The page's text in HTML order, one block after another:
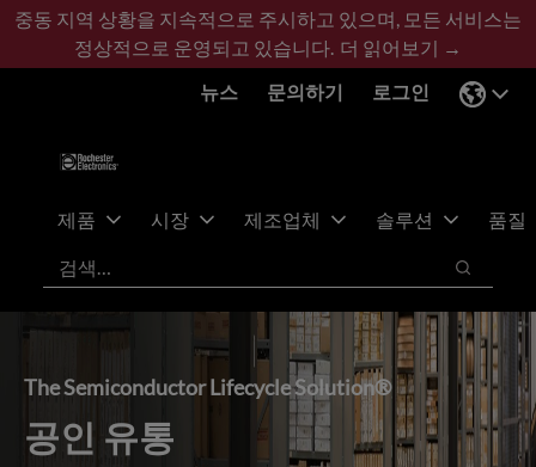
기
콘
바
글
중동 지역 상황을 지속적으로 주시하고 있으며, 모든 서비스는
정상적으로 운영되고 있습니다. 더 읽어보기 →
뉴스
문의하기 로그인
제품 시장 제조업체 솔루션
품질
검색
검색
The Semiconductor Lifecycle Solution®
공인 유통